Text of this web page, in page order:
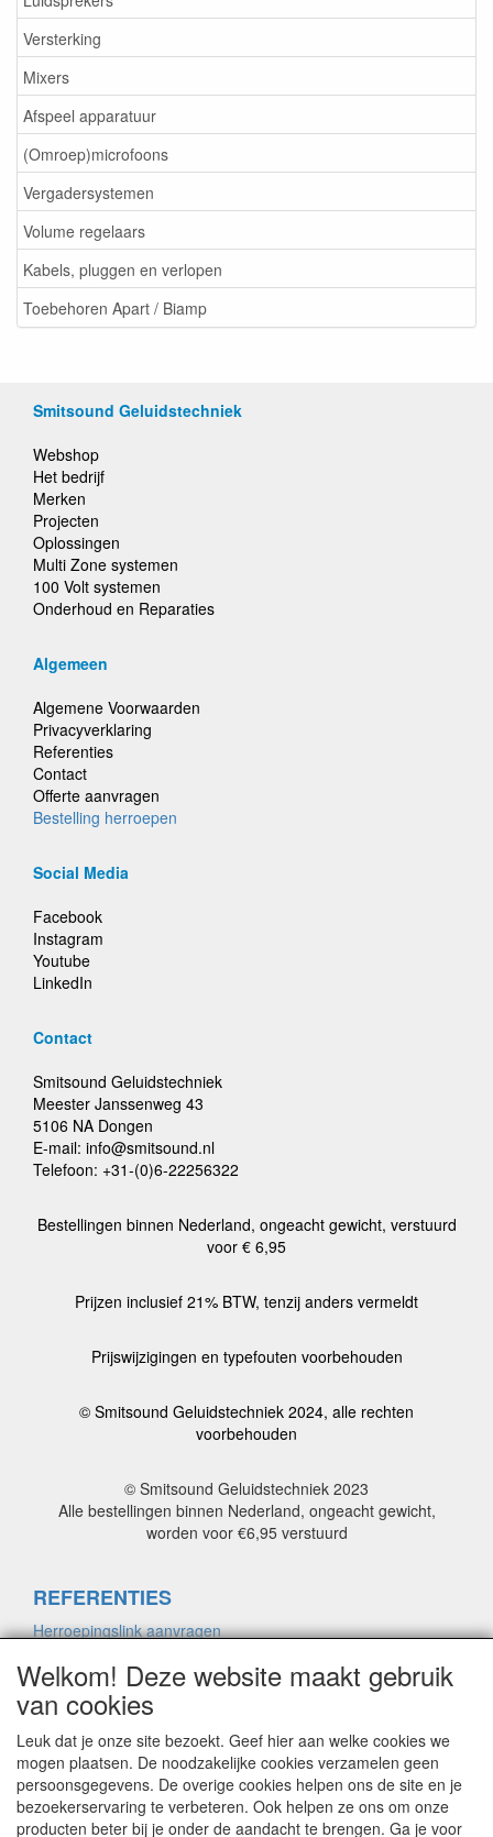
Versterking
Mixers
Afspeel apparatuur
(Omroep)microfoons
Vergadersystemen
Volume regelaars
Kabels, pluggen en verlopen
Toebehoren Apart / Biamp
Smitsound Geluidstechniek
Webshop
Het bedrijf
Merken
Projecten
Oplossingen
Multi Zone systemen
100 Volt systemen
Onderhoud en Reparaties
Algemeen
Algemene Voorwaarden
Privacyverklaring
Referenties
Contact
Offerte aanvragen
Bestelling herroepen
Social Media
Facebook
Instagram
Youtube
LinkedIn
Contact
Smitsound Geluidstechniek
Meester Janssenweg 43
5106 NA Dongen
E-mail: info@smitsound.nl
Telefoon: +31-(0)6-22256322
Bestellingen binnen Nederland, ongeacht gewicht, verstuurd
voor € 6,95
Prijzen inclusief 21% BTW, tenzij anders vermeldt
Prijswijzigingen en typefouten voorbehouden
© Smitsound Geluidstechniek 2024, alle rechten
voorbehouden
© Smitsound Geluidstechniek 2023
Alle bestellingen binnen Nederland, ongeacht gewicht,
worden voor €6,95 verstuurd
REFERENTIES
Herroepingslink aanvragen
ALGEMENE VOORWAARDEN
Herroepingslink aanvragen
PRIVACYVERKLARING
Welkom! Deze website maakt gebruik
van cookies
Leuk dat je onze site bezoekt. Geef hier aan welke cookies we
mogen plaatsen. De noodzakelijke cookies verzamelen geen
persoonsgegevens. De overige cookies helpen ons de site en je
bezoekerservaring te verbeteren. Ook helpen ze ons om onze
producten beter bij je onder de aandacht te brengen. Ga je voor